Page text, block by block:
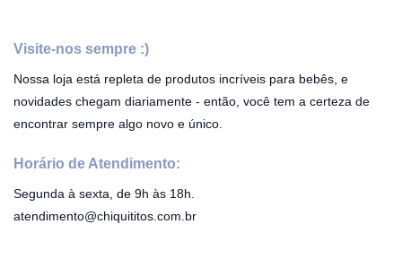
Visite-nos sempre :)
Nossa loja está repleta de produtos incríveis para bebês, e
novidades chegam diariamente - então, você tem a certeza de
encontrar sempre algo novo e único.
Horário de Atendimento:
Segunda à sexta, de 9h às 18h.
atendimento@chiquititos.com.br